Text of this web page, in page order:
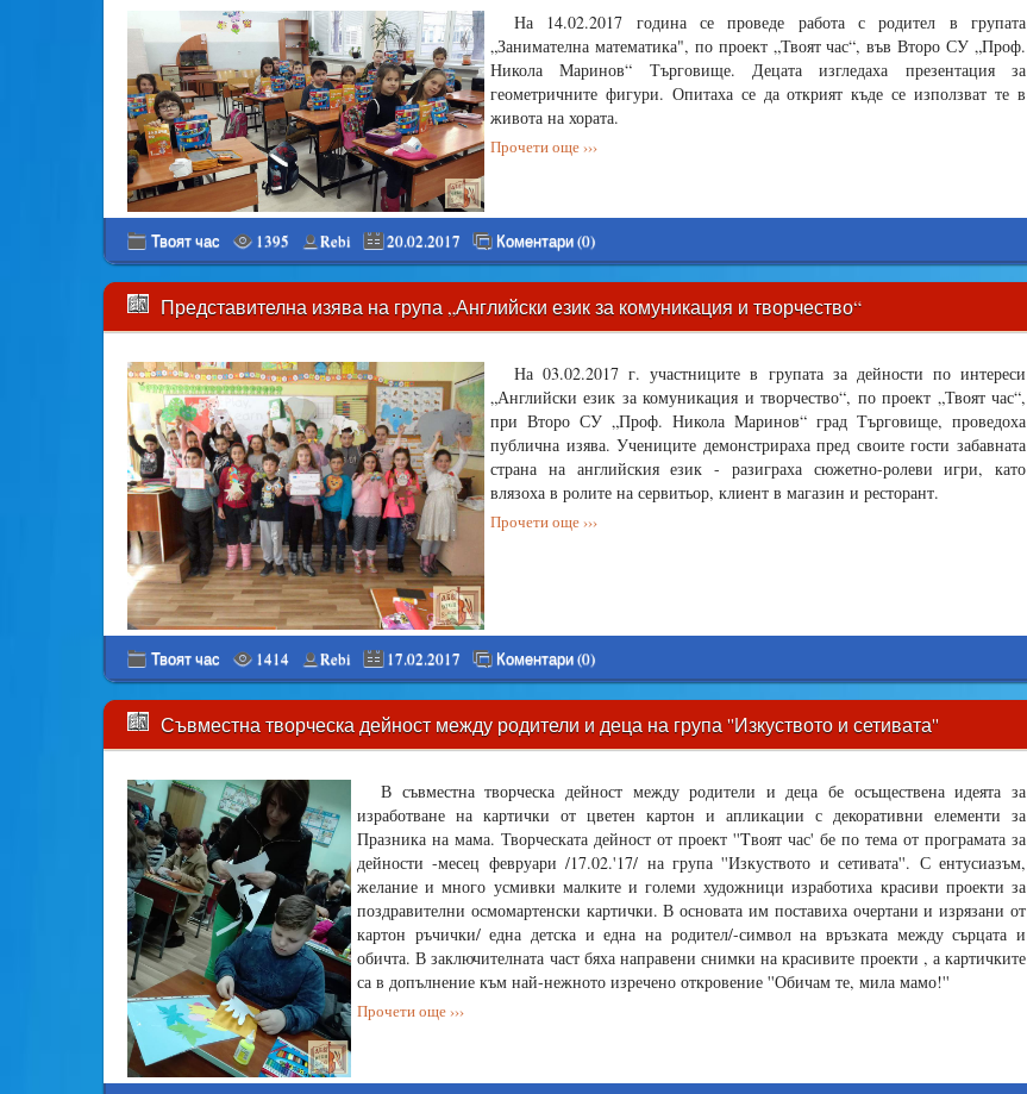
На 14.02.2017 година се проведе работа с родител в групата
„Занимателна математика", по проект „Твоят час“, във Второ СУ „Проф.
Никола Маринов“ Търговище. Децата изгледаха презентация за
геометричните фигури. Опитаха се да открият къде се използват те в
живота на хората.
Прочети още ›››
Твоят час 1395 Rebi 20.02.2017 Коментари (0)
Представителна изява на група „Английски език за комуникация и творчество“
На 03.02.2017 г. участниците в групата за дейности по интереси
„Английски език за комуникация и творчество“, по проект „Твоят час“,
при Второ СУ „Проф. Никола Маринов“ град Търговище, проведоха
публична изява. Учениците демонстрираха пред своите гости забавната
страна на английския език - разиграха сюжетно-ролеви игри, като
влязоха в ролите на сервитьор, клиент в магазин и ресторант.
Прочети още ›››
Твоят час 1414 Rebi 17.02.2017 Коментари (0)
Съвместна творческа дейност между родители и деца на група ''Изкуството и сетивата''
В съвместна творческа дейност между родители и деца бе осъществена идеята за
изработване на картички от цветен картон и апликации с декоративни елементи за
Празника на мама. Творческата дейност от проект ''Tвоят час' бе по тема от програмата за
дейности -месец февруари /17.02.'17/ на група ''Изкуството и сетивата''. С ентусиазъм,
желание и много усмивки малките и големи художници изработиха красиви проекти за
поздравителни осмомартенски картички. В основата им поставиха очертани и изрязани от
картон ръчички/ една детска и една на родител/-символ на връзката между сърцата и
обичта. В заключителната част бяха направени снимки на красивите проекти , а картичките
са в допълнение към най-нежното изречено откровение ''Обичам те, мила мамо!''
Прочети още ›››